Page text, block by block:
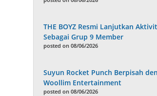
THE BOYZ Resmi Lanjutkan
Sebagai Grup 9 Member
posted on 08/06/2026
Suyun Rocket Punch Berpisah
Woollim Entertainment
posted on 08/06/2026